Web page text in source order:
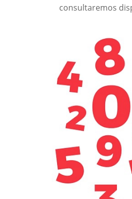
consultaremos